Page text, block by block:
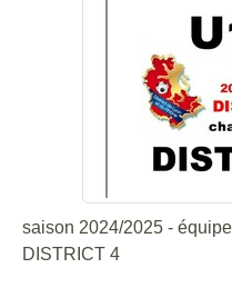
saison 2024/2025 -
DISTRICT 4